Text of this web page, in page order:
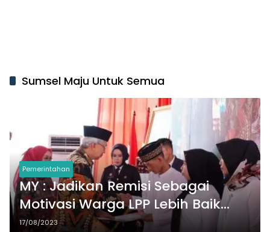
Sumsel Maju Untuk Semua
Pemerintahan
MY : Jadikan Remisi Sebagai
Motivasi Warga LPP Lebih Baik
Dalam Bermasyarakat
17/08/2023